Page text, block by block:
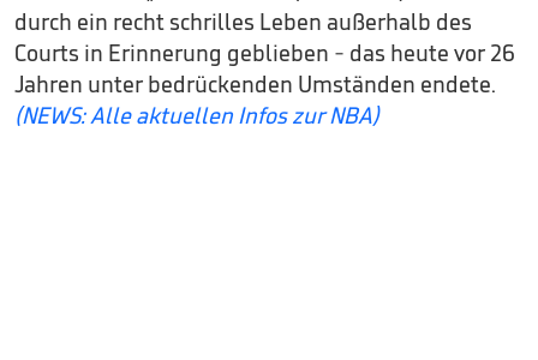
durch ein recht schrilles Leben außerhalb des
Courts in Erinnerung geblieben - das heute vor 26
Jahren unter bedrückenden Umständen endete.
(NEWS: Alle aktuellen Infos zur NBA)